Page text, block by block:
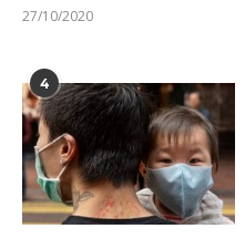
27/10/2020
4